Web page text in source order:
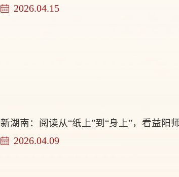
2026.04.15
新湖南：阅读从“纸上”到“身上”，看益阳
2026.04.09